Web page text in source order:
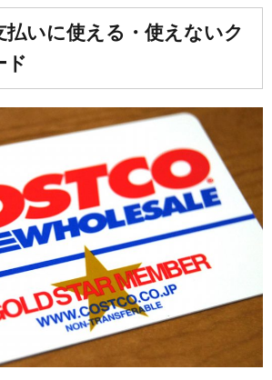
払いに使える・使えないク
ド